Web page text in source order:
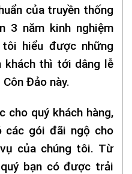
của truyền thống
3 năm kinh nghiệm
hiểu được những
khách thì tới dâng lễ
Đảo này.
quý khách hàng,
các gói đãi ngộ cho
của chúng tôi. Từ
bạn có được trải